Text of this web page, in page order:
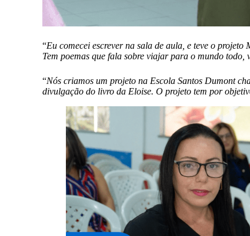
“Eu comecei escrever na sala de aula, e teve o
Tem poemas que fala sobre viajar para o mundo
“Nós criamos um projeto na Escola Santos Dumont
divulgação do livro da Eloise. O projeto tem por